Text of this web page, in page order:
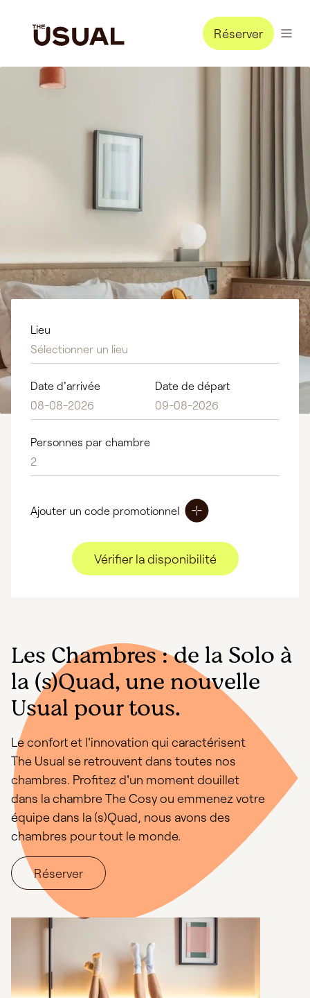
Réserver
Lieu
Sélectionner un lieu
Date d'arrivée Date de départ
Personnes par chambre
2
Ajouter un code promotionnel
Vérifier la disponibilité
Les Chambres : de la Solo à
la (s)Quad, une nouvelle
Usual pour tous.
Le confort et l'innovation qui caractérisent
The Usual se retrouvent dans toutes nos
chambres. Profitez d'un moment douillet
dans la chambre The Cosy ou emmenez votre
équipe dans la (s)Quad, nous avons des
chambres pour tout le monde.
Réserver